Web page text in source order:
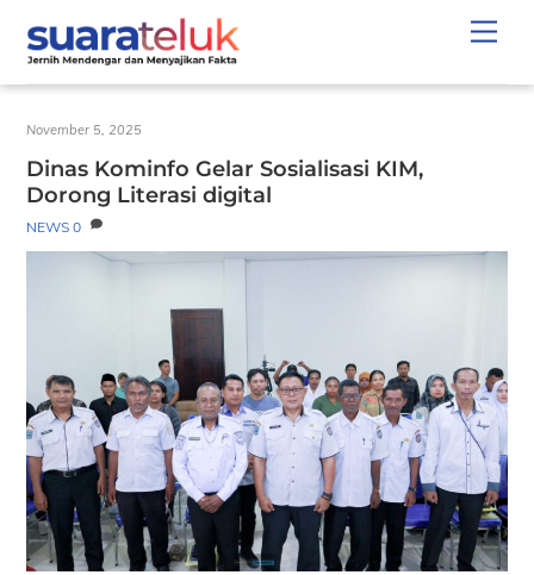
content
November 5, 2025
Dinas Kominfo Gelar Sosialisasi KIM,
Dorong Literasi digital
NEWS 0